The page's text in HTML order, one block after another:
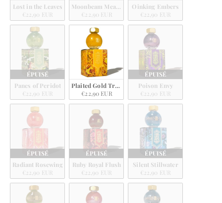
Lost in the Leaves
€22,90 EUR
Moonbeam Meadows
€22,90 EUR
Oinking Embers
€22,90 EUR
ÉPUISÉ
Panes of Peridot
€22,90 EUR
Plaited Gold Tress
€22,90 EUR
ÉPUISÉ
Poison Envy
€22,90 EUR
ÉPUISÉ
Radiant Rosewing
€22,90 EUR
ÉPUISÉ
Ruby Royal Flush
€22,90 EUR
ÉPUISÉ
Silent Stillwater
€22,90 EUR